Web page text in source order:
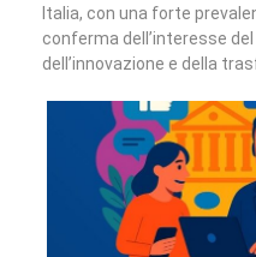
Italia, con una forte
conferma dell’interesse
dell’innovazione e della